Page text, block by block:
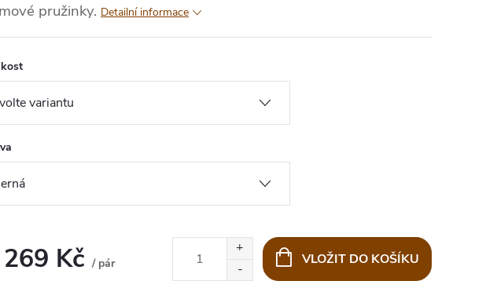
pružinky. Detailní informace
Kč / pár
VLOŽIT DO KOŠÍKU